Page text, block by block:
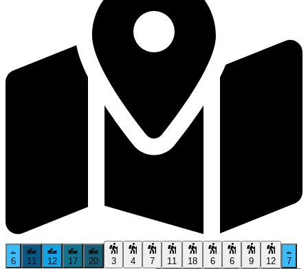
6 11 12 17 20 3 4 7 11 18 6 6 9 12 7